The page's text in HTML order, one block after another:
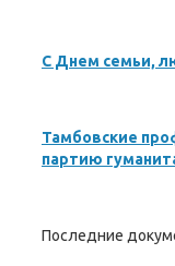
С Днем семьи,
Тамбовские
партию
Последние